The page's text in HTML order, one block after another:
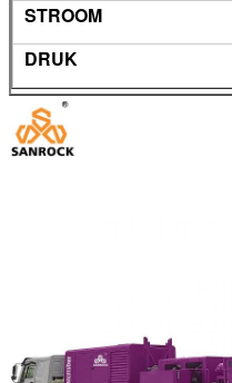
STROOM
DRUK